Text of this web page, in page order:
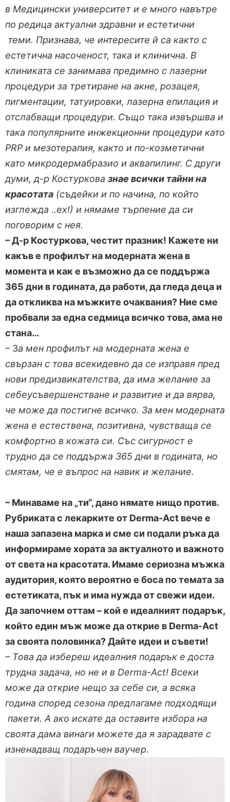
в Медицински университет и е много навътре
по редица актуални здравни и естетични
теми. Признава, че интересите й са както с
естетична насоченост, така и клинична. В
клиниката се занимава предимно с лазерни
процедури за третиране на акне, розацея,
пигментации, татуировки, лазерна епилация и
отслабващи процедури. Също така извършва и
така популярните инжекционни процедури като
PRP и мезотерапия, както и по-козметични
като микродермабразио и аквапилинг. С други
думи, д-р Костуркова знае всички тайни на
красотата (съдейки и по начина, по който
изглежда ..ех!) и нямаме търпение да си
поговорим с нея.
– Д-р Костуркова, честит празник! Кажете ни
какъв е профилът на модерната жена в
момента и как е възможно да се поддържа
365 дни в годината, да работи, да гледа деца и
да откликва на мъжките очаквания? Ние сме
пробвали за една седмица всичко това, ама не
стана…
– За мен профилът на модерната жена е
свързан с това всекидевно да се изправя пред
нови предизвикателства, да има желание за
себеусъвершенстване и развитие и да вярва,
че може да постигне всичко. За мен модерната
жена е естествена, позитивна, чувстваща се
комфортно в кожата си. Със сигурност е
трудно да се поддържа 365 дни в годината, но
смятам, че е въпрос на навик и желание.
– Минаваме на „ти“, дано нямате нищо против.
Рубриката с лекарките от Derma-Act вече е
наша запазена марка и сме си подали ръка да
информираме хората за актуалното и важното
от света на красотата. Имаме сериозна мъжка
аудитория, която вероятно е боса по темата за
естетиката, пък и има нужда от свежи идеи.
Да започнем оттам – кой е идеалният подарък,
който един мъж може да открие в Derma-Act
за своята половинка? Дайте идеи и съвети!
– Това да избереш идеалния подарък е доста
трудна задача, но не и в Derma-Act! Всеки
може да открие нещо за себе си, а всяка
година според сезона предлагаме подходящи
пакети. А ако искате да оставите избора на
своята дама винаги можете да я зарадвате с
изненадващ подаръчен ваучер.